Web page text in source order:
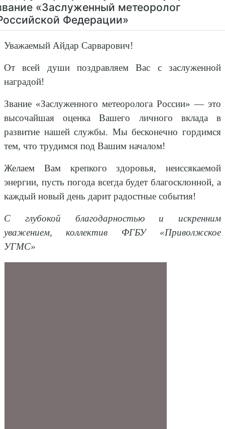
«Заслуженный метеоролог
Федерации»
Уважаемый Айдар Сарварович!
От всей души поздравляем Вас с заслуженной
наградой!
Звание «Заслуженного метеоролога России» — это
высочайшая оценка Вашего личного вклада в
развитие нашей службы. Мы бесконечно гордимся
тем, что трудимся под Вашим началом!
Желаем Вам крепкого здоровья, неиссякаемой
энергии, пусть погода всегда будет благосклонной, а
каждый новый день дарит радостные события!
С глубокой благодарностью и искренним
уважением,
коллектив ФГБУ «Приволжское
УГМС»